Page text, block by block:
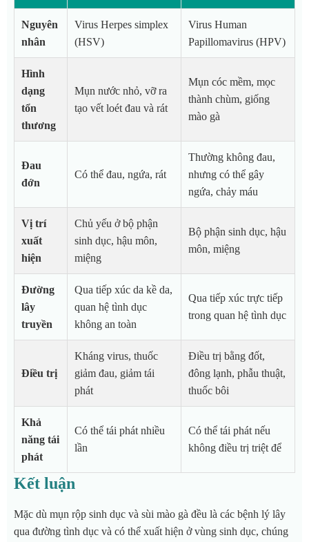
Nguyên
nhân
Virus Herpes simplex
(HSV)
Virus Human
Papillomavirus (HPV)
Hình
dạng
tổn
thương
Mụn nước nhỏ, vỡ ra
tạo vết loét đau và rát
Mụn cóc mềm, mọc
thành chùm, giống
mào gà
Đau
đớn
Có thể đau, ngứa, rát
Thường không đau,
nhưng có thể gây
ngứa, chảy máu
Vị trí
xuất
hiện
Chủ yếu ở bộ phận
sinh dục, hậu môn,
miệng
Bộ phận sinh dục, hậu
môn, miệng
Đường
lây
truyền
Qua tiếp xúc da kề da,
quan hệ tình dục
không an toàn
Qua tiếp xúc trực tiếp
trong quan hệ tình dục
Điều trị
Kháng virus, thuốc
giảm đau, giảm tái
phát
Điều trị bằng đốt,
đông lạnh, phẫu thuật,
thuốc bôi
Khả
năng tái
phát
Có thể tái phát nhiều
lần
Có thể tái phát nếu
không điều trị triệt để
Kết luận
Mặc dù mụn rộp sinh dục và sùi mào gà đều là các bệnh lý lây
qua đường tình dục và có thể xuất hiện ở vùng sinh dục, chúng